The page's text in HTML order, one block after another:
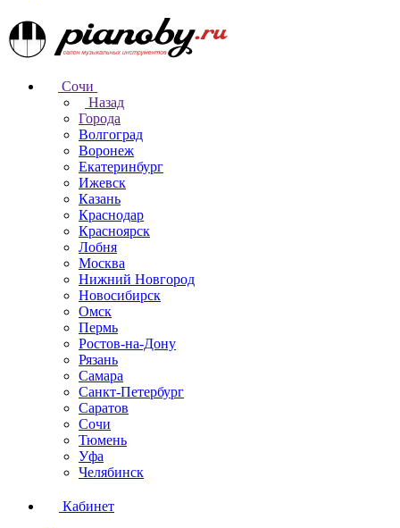
Сочи
Назад
Города
Волгоград
Воронеж
Екатеринбург
Ижевск
Казань
Краснодар
Красноярск
Лобня
Москва
Нижний Новгород
Новосибирск
Омск
Пермь
Ростов-на-Дону
Рязань
Самара
Санкт-Петербург
Саратов
Сочи
Тюмень
Уфа
Челябинск
Кабинет